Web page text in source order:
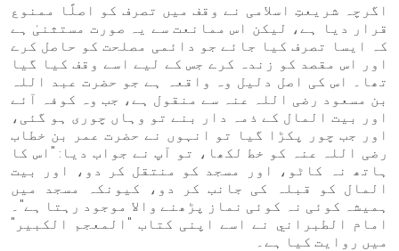
اگرچہ شریعتِ اسلامی نے وقف میں تصرف کو اصلًا ممنوع
قرار دیا ہے، لیکن اس ممانعت سے یہ صورت مستثنیٰ ہے
کہ ایسا تصرف کیا جائے جو دائمی مصلحت کو حاصل کرے
اور اس مقصد کو زندہ کرے جس کے لیے اسے وقف کیا گیا
تھا۔ اس کی اصل دلیل وہ واقعہ ہے جو حضرت عبد اللہ
بن مسعود رضی اللہ عنہ سے منقول ہے، جب وہ کوفہ آئے
اور بیت المال کے ذمہ دار بنے تو وہاں چوری ہو گئی،
اور جب چور پکڑا گیا تو انہوں نے حضرت عمر بن خطاب
رضی اللہ عنہ کو خط لکھا، تو آپ نے جواب دیا: "اس کا
ہاتھ نہ کاٹو، اور مسجد کو منتقل کر دو، اور بیت
المال کو قبلہ کی جانب کر دو، کیونکہ مسجد میں
ہمیشہ کوئی نہ کوئی نماز پڑھنے والا موجود رہتا ہے"۔
امام الطبراني نے اسے اپنی کتاب "المعجم الكبير"
میں روایت کیا ہے۔